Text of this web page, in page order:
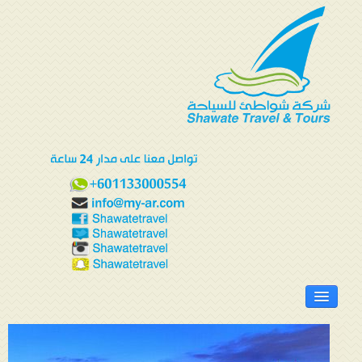
الرئيسية